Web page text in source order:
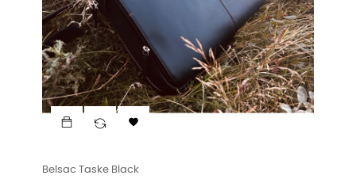

Belsac Taske Black